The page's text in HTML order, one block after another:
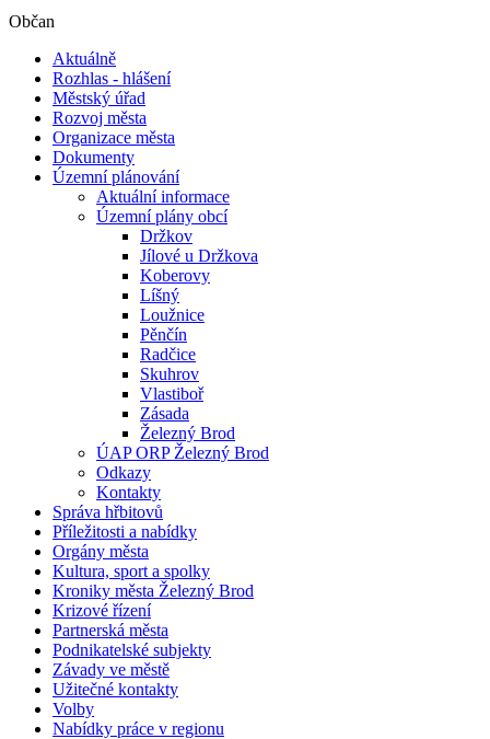
Občan
Aktuálně
Rozhlas - hlášení
Městský úřad
Rozvoj města
Organizace města
Dokumenty
Územní plánování
Aktuální informace
Územní plány obcí
Držkov
Jílové u Držkova
Koberovy
Líšný
Loužnice
Pěnčín
Radčice
Skuhrov
Vlastiboř
Zásada
Železný Brod
ÚAP ORP Železný Brod
Odkazy
Kontakty
Správa hřbitovů
Příležitosti a nabídky
Orgány města
Kultura, sport a spolky
Kroniky města Železný Brod
Krizové řízení
Partnerská města
Podnikatelské subjekty
Závady ve městě
Užitečné kontakty
Volby
Nabídky práce v regionu